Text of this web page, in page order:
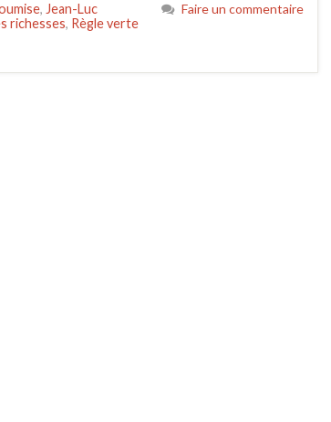
, Jean-Luc
richesses, Règle verte
Faire un commentaire